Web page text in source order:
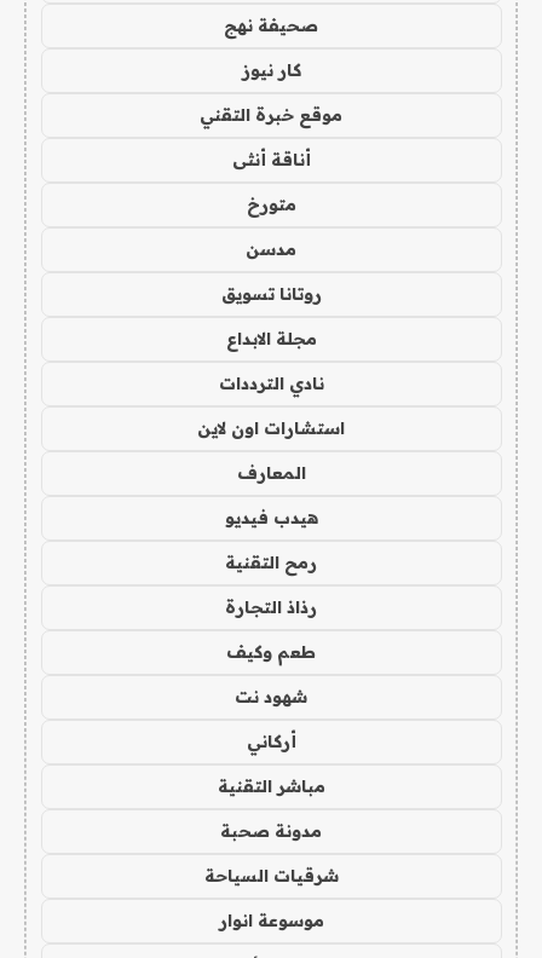
صحيفة نهج
كار نيوز
موقع خبرة التقني
أناقة أنثى
متورخ
مدسن
روتانا تسويق
مجلة الابداع
نادي الترددات
استشارات اون لاين
المعارف
هيدب فيديو
رمح التقنية
رذاذ التجارة
طعم وكيف
شهود نت
أركاني
مباشر التقنية
مدونة صحبة
شرقيات السياحة
موسوعة انوار